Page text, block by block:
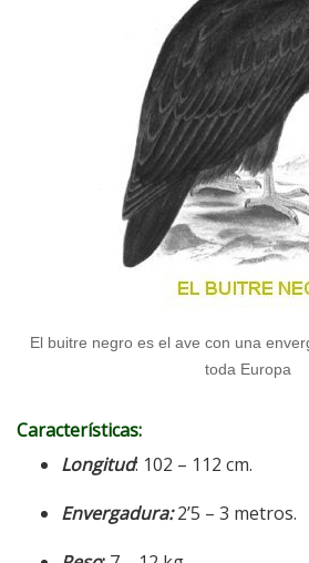
El buitre negro es el ave con una
toda Europa
Características:
Longitud: 102 – 112 cm.
Envergadura:2’5 – 3 metros.